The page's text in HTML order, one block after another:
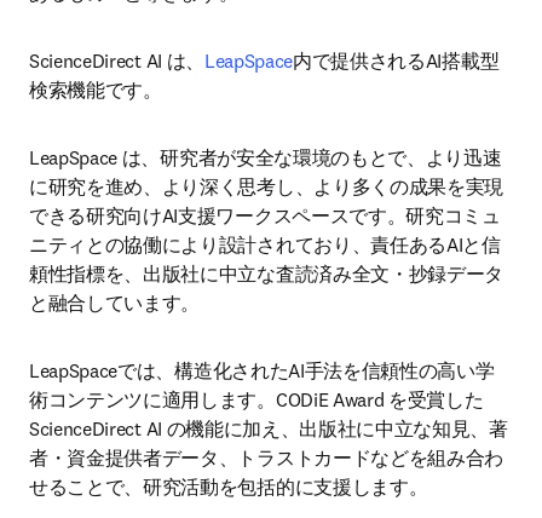
ScienceDirect AI は、 LeapSpace内で提供されるAI搭載型
検索機能です。
LeapSpace は、研究者が安全な環境のもとで、より迅速
に研究を進め、より深く思考し、より多くの成果を実現
できる研究向けAI支援ワークスペースです。研究コミュ
ニティとの協働により設計されており、責任あるAIと信
頼性指標を、出版社に中立な査読済み全文・抄録データ
と融合しています。
LeapSpaceでは、構造化されたAI手法を信頼性の高い学
術コンテンツに適用します。CODiE Award を受賞した
ScienceDirect AI の機能に加え、出版社に中立な知見、著
者・資金提供者データ、トラストカードなどを組み合わ
せることで、研究活動を包括的に支援します。